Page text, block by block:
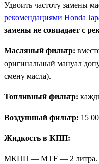
Удвоить частоту замены
рекомендациями Honda
замены не совпадает с
Масляный фильтр:
оригинальный мануал
смену масла).
Топливный фильтр:
Воздушный фильтр: 15
Жидкость в КПП:
МКПП — MTF — 2 литра.